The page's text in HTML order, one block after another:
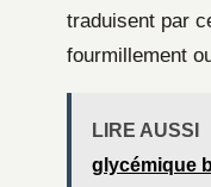
traduisent par
fourmillement
LIRE AUSSI
glycémique